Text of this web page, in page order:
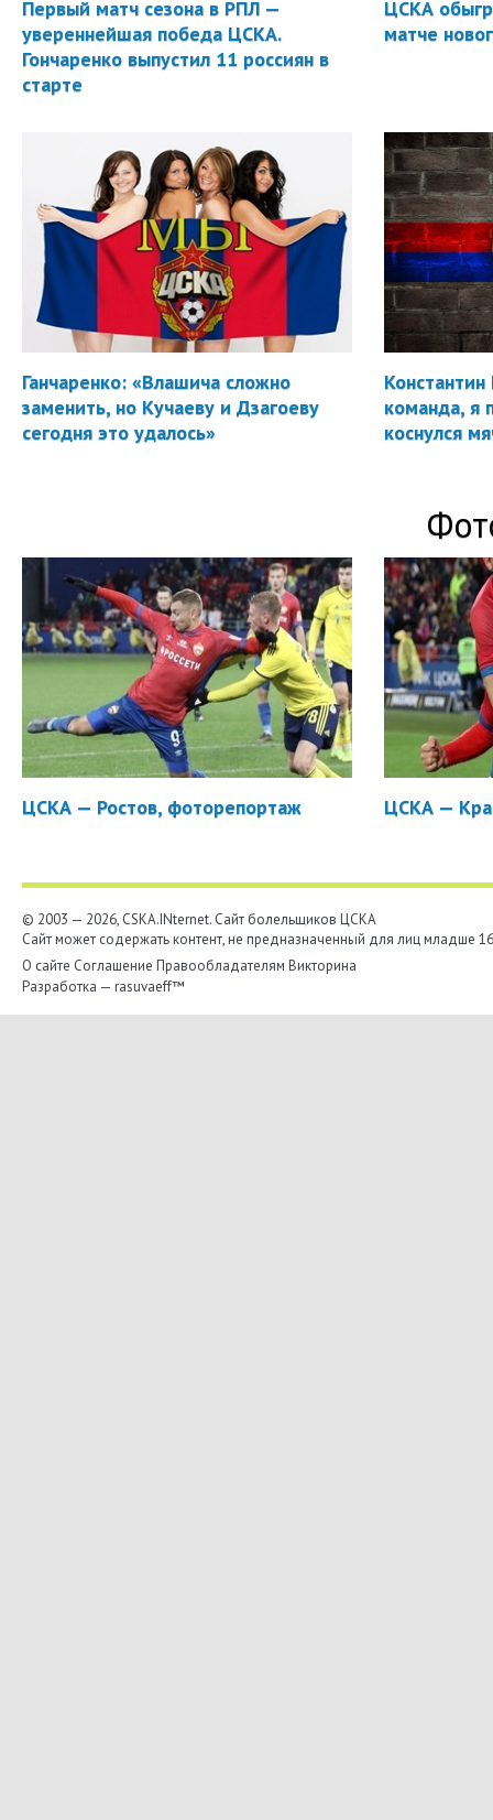
Первый матч сезона в РПЛ —
увереннейшая победа ЦСКА.
Гончаренко выпустил 11 россиян в
старте
ЦСКА
матче
Ганчаренко: «Влашича сложно
заменить, но Кучаеву и Дзагоеву
сегодня это удалось»
Константин
команда, я
коснулся
ЦСКА — Ростов, фоторепортаж ЦСКА —
© 2003 — 2026, CSKA.INternet. Cайт болельщиков ЦСКА
Сайт может содержать контент, не предназначенный для лиц младше
О сайте Соглашение Правообладателям Викторина
Разработка — rasuvaeff™